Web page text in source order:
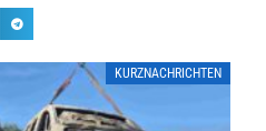
KURZNACHRICHTEN